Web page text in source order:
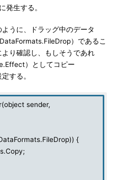
発生する。
うに、ドラッグ中のデータ
）であるこ
り確認し、もしそうであれ
）としてコピー
する。
sender,
{